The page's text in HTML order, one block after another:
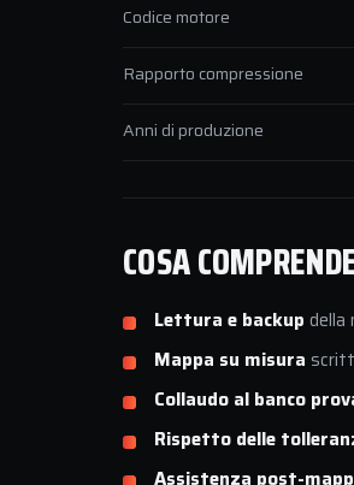
Codice motore
Rapporto compressione
Anni di produzione
COSA
Lettura e backup della
Mappa su misura
Collaudo al banco
Rispetto delle
Assistenza post-